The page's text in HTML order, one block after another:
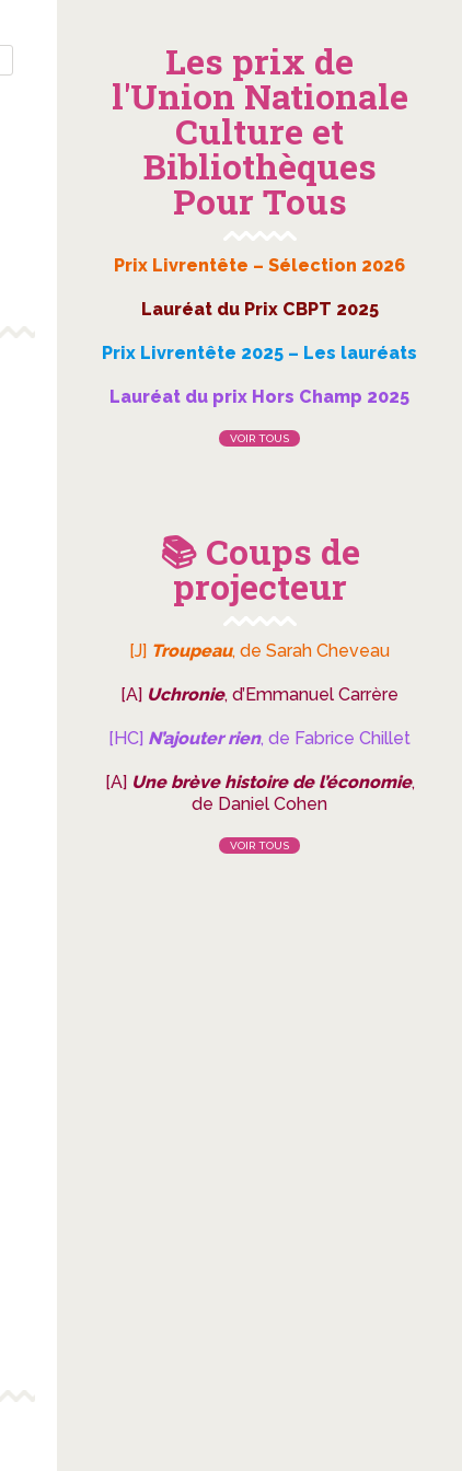
Les prix de
l'Union Nationale
Culture et
Bibliothèques
Pour Tous
Prix Livrentête – Sélection 2026
Lauréat du Prix CBPT 2025
Prix Livrentête 2025 – Les lauréats
Lauréat du prix Hors Champ 2025
VOIR TOUS
📚 Coups de
projecteur
[J] Troupeau, de Sarah Cheveau
[A] Uchronie, d’Emmanuel Carrère
[HC] N’ajouter rien, de Fabrice Chillet
[A] Une brève histoire de l’économie,
de Daniel Cohen
VOIR TOUS